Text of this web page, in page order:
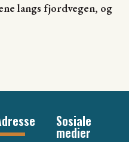
langs fjordvegen, og
Sosiale
medier